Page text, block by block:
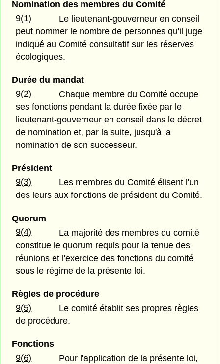
Nomination des membres du Comité
9(1)
Le lieutenant-gouverneur en conseil
peut nommer le nombre de personnes qu'il juge
indiqué au Comité consultatif sur les réserves
écologiques.
Durée du mandat
9(2)
Chaque membre du Comité occupe
ses fonctions pendant la durée fixée par le
lieutenant-gouverneur en conseil dans le décret
de nomination et, par la suite, jusqu'à la
nomination de son successeur.
Président
9(3)
Les membres du Comité élisent l'un
des leurs aux fonctions de président du Comité.
Quorum
9(4)
La majorité des membres du comité
constitue le quorum requis pour la tenue des
réunions et l'exercice des fonctions du comité
sous le régime de la présente loi.
Règles de procédure
9(5)
Le comité établit ses propres règles
de procédure.
Fonctions
9(6)
Pour l'application de la présente loi,